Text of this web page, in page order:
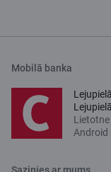
Mobilā banka
Lietotne
Android